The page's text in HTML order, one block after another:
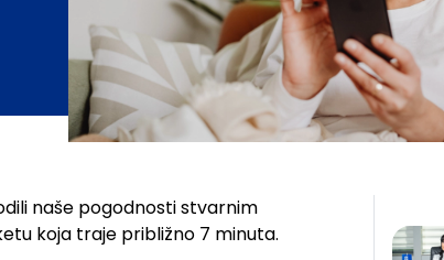
nam je važno!
naše pogodnosti stvarnim
koja traje približno 7 minuta.